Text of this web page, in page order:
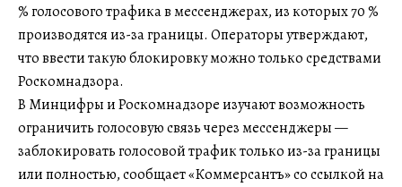
% голосового трафика в мессенджерах, из которых 70 %
производятся из-за границы. Операторы утверждают,
что ввести такую блокировку можно только средствами
Роскомнадзора.
В Минцифры и Роскомнадзоре изучают возможность
ограничить голосовую связь через мессенджеры —
заблокировать голосовой трафик только из-за границы
или полностью, сообщает «Коммерсантъ» со ссылкой на